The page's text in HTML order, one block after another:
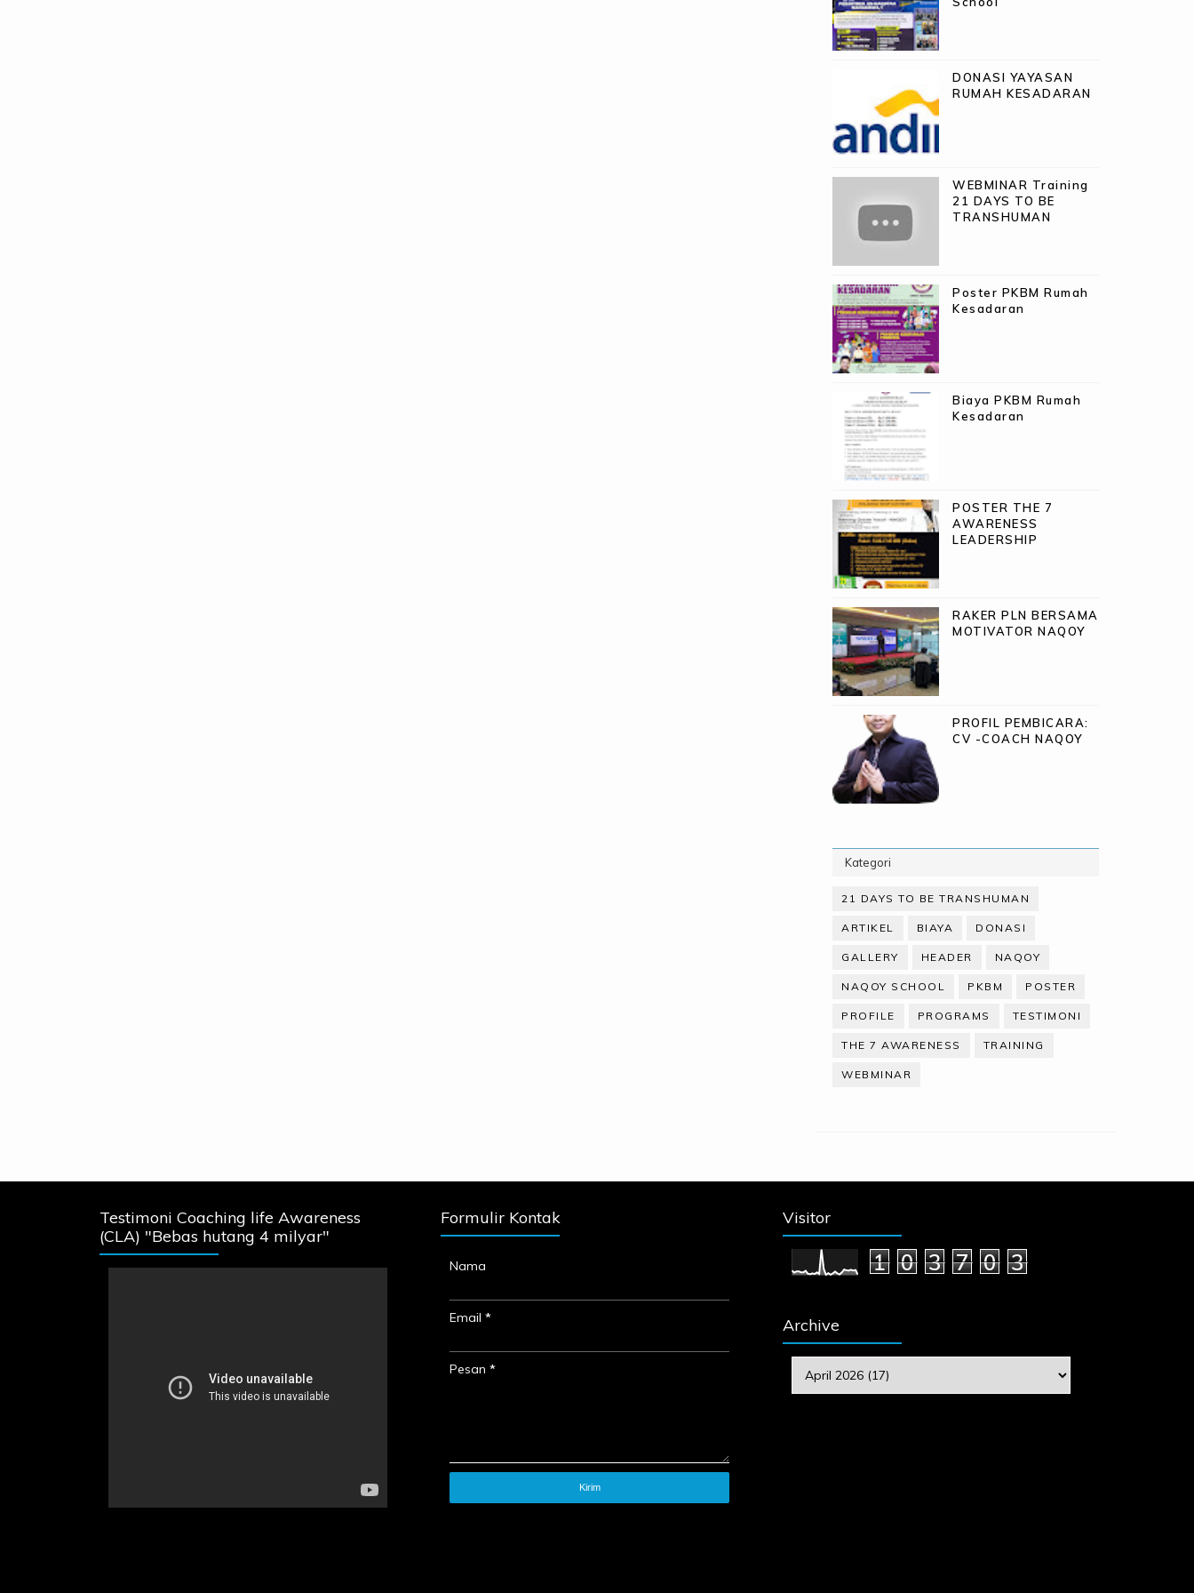
DONASI YAYASAN
RUMAH KESADARAN
WEBMINAR Training
21 DAYS TO BE
TRANSHUMAN
Poster PKBM Rumah
Kesadaran
Biaya PKBM Rumah
Kesadaran
POSTER THE 7
AWARENESS
LEADERSHIP
RAKER PLN BERSAMA
MOTIVATOR NAQOY
PROFIL PEMBICARA:
CV -COACH NAQOY
Kategori
21 DAYS TO BE TRANSHUMAN
ARTIKEL BIAYA DONASI
GALLERY HEADER NAQOY
NAQOY SCHOOL PKBM POSTER
PROFILE PROGRAMS TESTIMONI
THE 7 AWARENESS TRAINING
WEBMINAR
Testimoni Coaching life Awareness
(CLA) "Bebas hutang 4 milyar"
Formulir Kontak
Nama
Email*
Pesan*
Visitor
1 0 3 7 0 3
Archive